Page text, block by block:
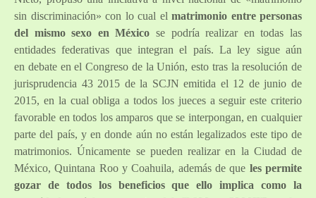
sin discriminación» con lo cual el matrimonio entre personas
del mismo sexo en México se podría realizar en todas las
entidades federativas que integran el país. La ley sigue aún
en debate en el Congreso de la Unión, esto tras la resolución de
jurisprudencia 43 2015 de la SCJN emitida el 12 de junio de
2015, en la cual obliga a todos los jueces a seguir este criterio
favorable en todos los amparos que se interpongan, en cualquier
parte del país, y en donde aún no están legalizados este tipo de
matrimonios. Únicamente se pueden realizar en la Ciudad de
México, Quintana Roo y Coahuila, además de que les permite
gozar de todos los beneficios que ello implica como la